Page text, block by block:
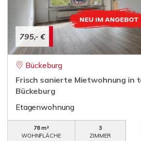
795,- €
Bückeburg
Frisch sanierte Mietwohnung in
Bückeburg
Etagenwohnung
78 m²
WOHNFLÄCHE
3
ZIMMER